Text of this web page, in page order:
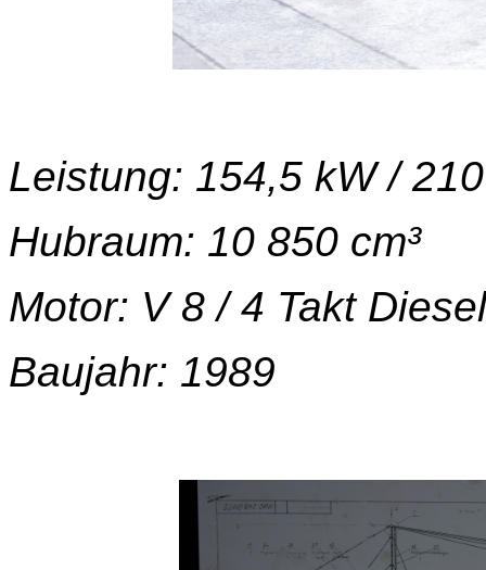
Leistung: 154,5 kW /
Hubraum: 10 850 cm³
Motor: V 8 / 4 Takt
Baujahr: 1989